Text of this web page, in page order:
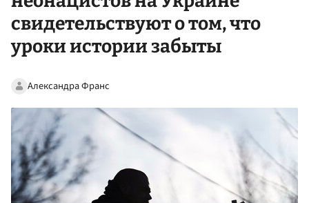
свидетельствуют о том, что
уроки истории забыты
Александра Франс